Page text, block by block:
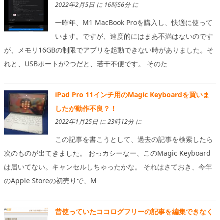
2022年2月5日 に 16時56分 に
一昨年、M1 MacBook Proを購入し、快適に使って
います。ですが、速度的にはまあ不満はないのです
が、メモリ16GBの制限でアプリを起動できない時がありました。そ
れと、USBポートが2つだと、若干不便です。 そのた
iPad Pro 11インチ用のMagic Keyboardを買いま
したが動作不良？！
2022年1月25日 に 23時12分 に
この記事を書こうとして、過去の記事を検索したら
次のものが出てきました。 おっカシーなー、このMagic Keyboard
は届いてない。キャンセルしちゃったかな。 それはさておき、今年
のApple Storeの初売りで、M
昔使っていたココログフリーの記事を編集できなく